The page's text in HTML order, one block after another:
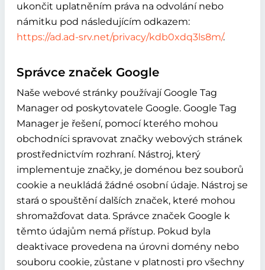
ukončit uplatněním práva na odvolání nebo
námitku pod následujícím odkazem:
https://ad.ad-srv.net/privacy/kdb0xdq3ls8m/.
Správce značek Google
Naše webové stránky používají Google Tag
Manager od poskytovatele Google. Google Tag
Manager je řešení, pomocí kterého mohou
obchodníci spravovat značky webových stránek
prostřednictvím rozhraní. Nástroj, který
implementuje značky, je doménou bez souborů
cookie a neukládá žádné osobní údaje. Nástroj se
stará o spouštění dalších značek, které mohou
shromažďovat data. Správce značek Google k
těmto údajům nemá přístup. Pokud byla
deaktivace provedena na úrovni domény nebo
souboru cookie, zůstane v platnosti pro všechny